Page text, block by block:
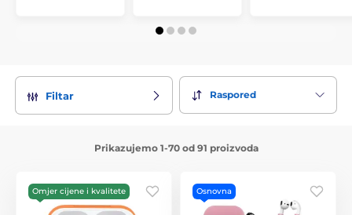
Filtar Raspored
Prikazujemo 1-70 od 91 proizvoda
Omjer cijene i kvalitete Osnovna